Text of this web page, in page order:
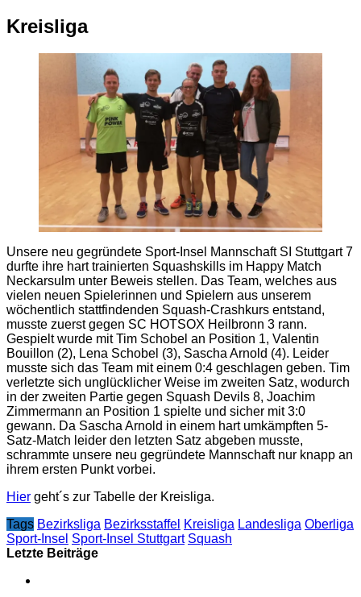
Kreisliga
Unsere neu gegründete Sport-Insel Mannschaft SI Stuttgart 7
durfte ihre hart trainierten Squashskills im Happy Match
Neckarsulm unter Beweis stellen. Das Team, welches aus
vielen neuen Spielerinnen und Spielern aus unserem
wöchentlich stattfindenden Squash-Crashkurs entstand,
musste zuerst gegen SC HOTSOX Heilbronn 3 rann.
Gespielt wurde mit Tim Schobel an Position 1, Valentin
Bouillon (2), Lena Schobel (3), Sascha Arnold (4). Leider
musste sich das Team mit einem 0:4 geschlagen geben. Tim
verletzte sich unglücklicher Weise im zweiten Satz, wodurch
in der zweiten Partie gegen Squash Devils 8, Joachim
Zimmermann an Position 1 spielte und sicher mit 3:0
gewann. Da Sascha Arnold in einem hart umkämpften 5-
Satz-Match leider den letzten Satz abgeben musste,
schrammte unsere neu gegründete Mannschaft nur knapp an
ihrem ersten Punkt vorbei.
Hier geht´s zur Tabelle der Kreisliga.
Tags Bezirksliga Bezirksstaffel Kreisliga Landesliga Oberliga
Sport-Insel Sport-Insel Stuttgart Squash
Letzte Beiträge